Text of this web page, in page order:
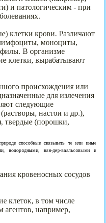
и патологическим - при
клетки крови. Различают
моноциты,
В организме
клетки, вырабатывают
происхождения или
для излечения
следующие
настои и др.),
твердые (порошки,
способные связывать те или иные
водород­ными, ван-дер-ваальсовыми и
кровеносных сосудов
клеток, в том числе
агентов, например,